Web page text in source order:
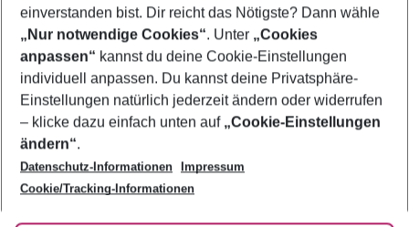
Footer
Footer navigation
Über uns
AGB
Bestpreisgarantie
Cookie-Einstellungen ändern
Cookie-Richtlinie
Agenturbetreuung
Barrierefreies Reisen
Folge uns
einverstanden bist. Dir reicht das Nötigste? Dann wähle
„Nur notwendige Cookies“. Unter „Cookies
anpassen“ kannst du deine Cookie-Einstellungen
individuell anpassen. Du kannst deine Privatsphäre-
Einstellungen natürlich jederzeit ändern oder widerrufen
– klicke dazu einfach unten auf „Cookie-Einstellungen
ändern“.
Datenschutz-Informationen
Impressum
Cookie/Tracking-Informationen